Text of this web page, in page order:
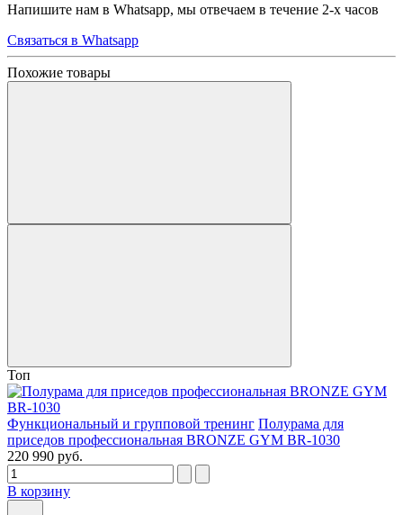
Напишите нам в Whatsapp, мы отвечаем в течение 2-х часов
Связаться в Whatsapp
Похожие товары
Топ
Функциональный и групповой тренинг Полурама для
приседов профессиональная BRONZE GYM BR-1030
220 990 руб.
В корзину